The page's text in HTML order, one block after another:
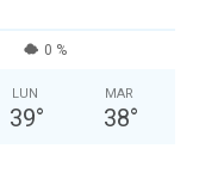
0 %
LUN
39°
MAR
38°